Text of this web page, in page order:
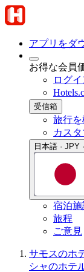
アプリをダ
お得な会員
ログイ
受信箱
旅行を
カス
日本語 · JPY
宿泊施
旅程
ご意見
サモスのホ
シャのホテ